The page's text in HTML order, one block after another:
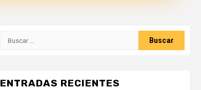
ENTRADAS RECIENTES